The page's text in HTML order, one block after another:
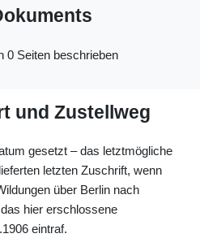
0 Seiten beschrieben
und Zustellweg
gesetzt – das letztmögliche
letzten Zuschrift, wenn
über Berlin nach
hier erschlossene
eintraf.